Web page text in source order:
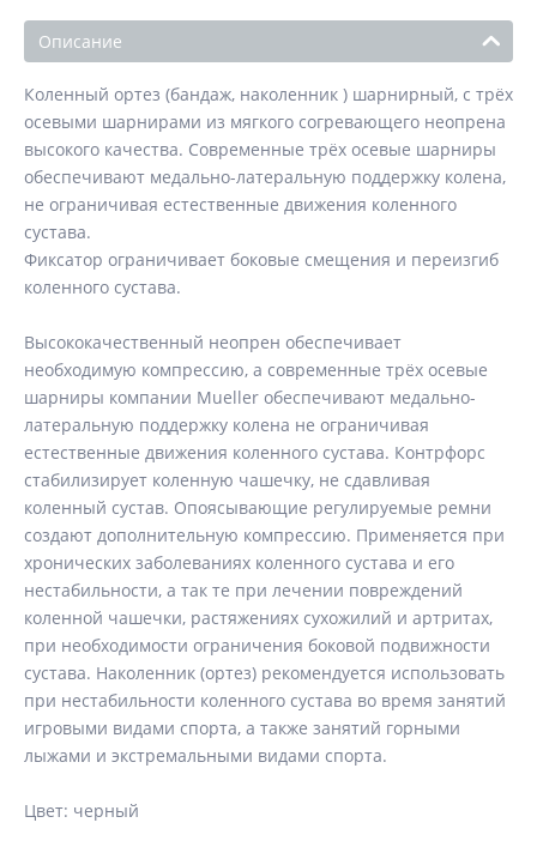
Описание
Коленный ортез (бандаж, наколенник ) шарнирный, с трёх
осевыми шарнирами из мягкого согревающего неопрена
высокого качества. Современные трёх осевые шарниры
обеспечивают медально-латеральную поддержку колена,
не ограничивая естественные движения коленного
сустава.
Фиксатор ограничивает боковые смещения и переизгиб
коленного сустава.
Высококачественный неопрен обеспечивает
необходимую компрессию, а современные трёх осевые
шарниры компании Mueller обеспечивают медально-
латеральную поддержку колена не ограничивая
естественные движения коленного сустава. Контрфорс
стабилизирует коленную чашечку, не сдавливая
коленный сустав. Опоясывающие регулируемые ремни
создают дополнительную компрессию. Применяется при
хронических заболеваниях коленного сустава и его
нестабильности, а так те при лечении повреждений
коленной чашечки, растяжениях сухожилий и артритах,
при необходимости ограничения боковой подвижности
сустава. Наколенник (ортез) рекомендуется использовать
при нестабильности коленного сустава во время занятий
игровыми видами спорта, а также занятий горными
лыжами и экстремальными видами спорта.
Цвет: черный